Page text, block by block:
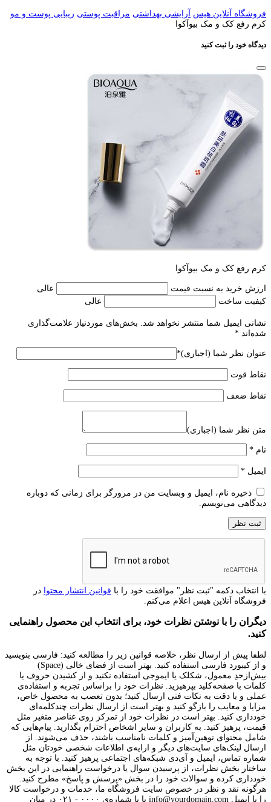
فروشگاه آنلاین هیس آرایشی بهداشتی مراقبت پوستی زیبایی پوست و مو
کرم رفع کک و مک بیوآکوا
دیدگاه خود را ثبت کنید
کرم رفع کک و مک بیوآکوا
ارزش خرید به نسبت قیمت
عالی
کیفیت ساخت
عالی
نشانی ایمیل شما منتشر نخواهد شد.
بخش‌های موردنیاز علامت‌گذاری
شده‌اند *
عنوان نظر شما (اجباری)*
نقاط قوت
نقاط ضعف
متن نظر شما (اجباری)
نام *
ایمیل *
ذخیره نام، ایمیل و وبسایت من در مرورگر برای زمانی که دوباره
دیدگاهی می‌نویسم.
با انتخاب دکمه "ثبت نظر" موافقت خود را با قوانین انتشار محتوا در
فروشگاه آنلاین هیس اعلام می‌کنم.
دیگران را با نوشتن نظرات خود، برای انتخاب این محصول راهنمایی
کنید.
لطفا پیش از ارسال نظر، خلاصه قوانین زیر را مطالعه کنید: فارسی بنویسید
و از کیبورد فارسی استفاده کنید. بهتر است از فضای خالی (Space)
بیش‌از‌حدِ معمول، شکلک یا ایموجی استفاده نکنید و از کشیدن حروف یا
کلمات با صفحه‌کلید بپرهیزید. نظرات خود را براساس تجربه و استفاده‌ی
عملی و با دقت به نکات فنی ارسال کنید؛ بدون تعصب به محصول خاص،
مزایا و معایب را بازگو کنید و بهتر است از ارسال نظرات چندکلمه‌‌ای
خودداری کنید. بهتر است در نظرات خود از تمرکز روی عناصر متغیر مثل
قیمت، پرهیز کنید. به کاربران و سایر اشخاص احترام بگذارید. پیام‌هایی که
شامل محتوای توهین‌آمیز و کلمات نامناسب باشند، حذف می‌شوند. از
ارسال لینک‌های سایت‌های دیگر و ارایه‌ی اطلاعات شخصی خودتان مثل
شماره تماس، ایمیل و آی‌دی شبکه‌های اجتماعی پرهیز کنید. با توجه به
ساختار بخش نظرات، از پرسیدن سوال یا درخواست راهنمایی در این بخش
خودداری کرده و سوالات خود را در بخش «پرسش و پاسخ» مطرح کنید.
هرگونه نقد و نظر در خصوص سایت فروشگاه ما، خدمات و درخواست کالا
را با ایمیل info@yourdomain.com یا با شماره‌ی ۰۰۰۰ - ۰۲۱ در میان